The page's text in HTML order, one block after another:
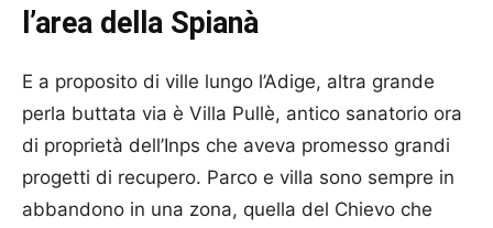
l’area della Spianà
E a proposito di ville lungo l’Adige, altra grande
perla buttata via è Villa Pullè, antico sanatorio ora
di proprietà dell’Inps che aveva promesso grandi
progetti di recupero. Parco e villa sono sempre in
abbandono in una zona, quella del Chievo che